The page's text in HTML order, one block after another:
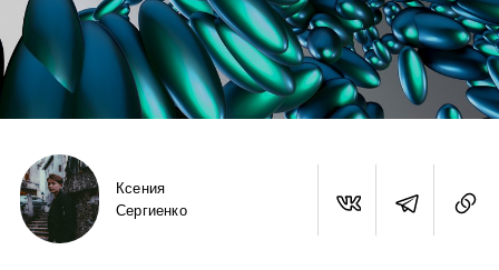
Ксения
Сергиенко